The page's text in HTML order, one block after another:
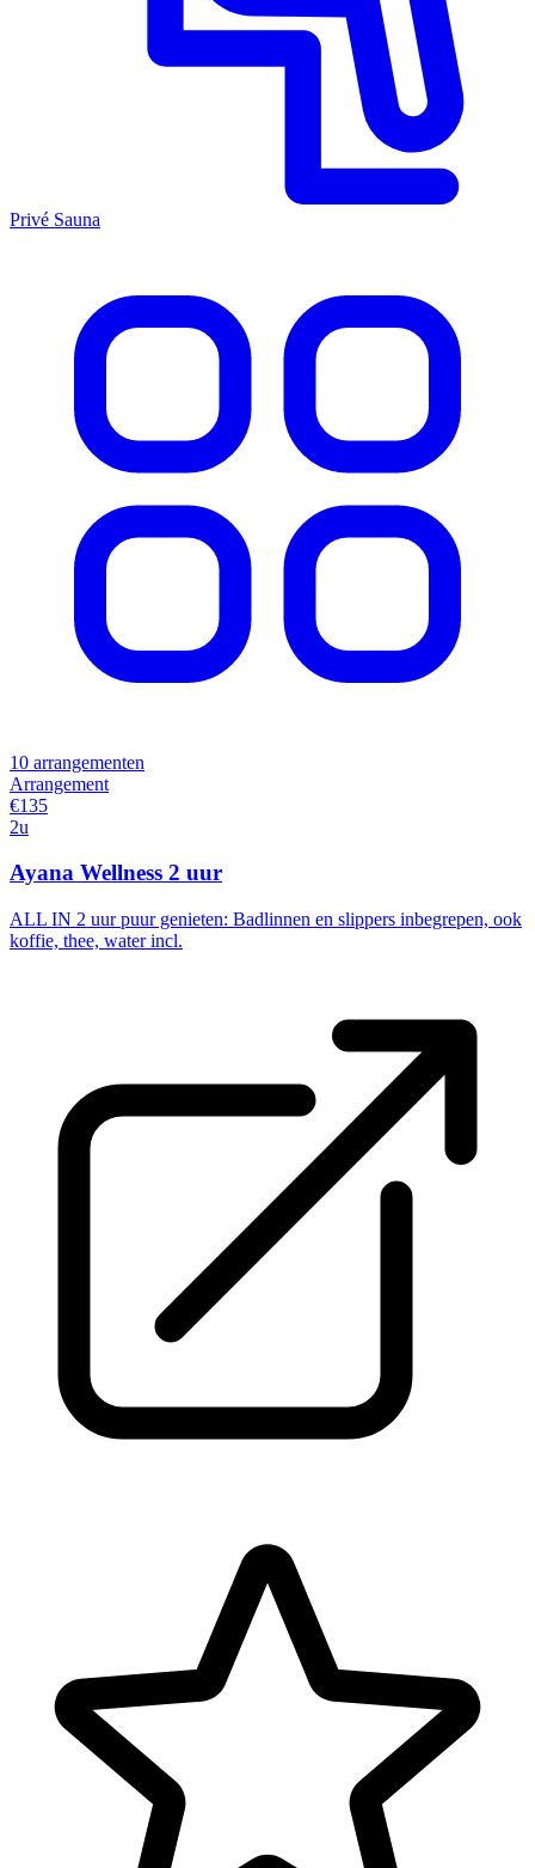
Privé Sauna
10 arrangementen
Arrangement
€135
2u
Ayana Wellness 2 uur
ALL IN 2 uur puur genieten: Badlinnen en slippers inbegrepen, ook
koffie, thee, water incl.